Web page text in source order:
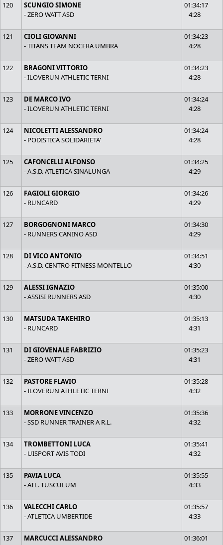
120
SCUNGIO SIMONE
- ZERO WATT ASD
01:34:17
4:28
121
CIOLI GIOVANNI
- TITANS TEAM NOCERA UMBRA
01:34:23
4:28
122
BRAGONI VITTORIO
- ILOVERUN ATHLETIC TERNI
01:34:23
4:28
123
DE MARCO IVO
- ILOVERUN ATHLETIC TERNI
01:34:24
4:28
124
NICOLETTI ALESSANDRO
- PODISTICA SOLIDARIETA'
01:34:24
4:28
125
CAFONCELLI ALFONSO
- A.S.D. ATLETICA SINALUNGA
01:34:25
4:29
126
FAGIOLI GIORGIO
- RUNCARD
01:34:26
4:29
127
BORGOGNONI MARCO
- RUNNERS CANINO ASD
01:34:30
4:29
128
DI VICO ANTONIO
- A.S.D. CENTRO FITNESS MONTELLO
01:34:51
4:30
129
ALESSI IGNAZIO
- ASSISI RUNNERS ASD
01:35:00
4:30
130
MATSUDA TAKEHIRO
- RUNCARD
01:35:13
4:31
131
DI GIOVENALE FABRIZIO
- ZERO WATT ASD
01:35:23
4:31
132
PASTORE FLAVIO
- ILOVERUN ATHLETIC TERNI
01:35:28
4:32
133
MORRONE VINCENZO
- SSD RUNNER TRAINER A R.L.
01:35:36
4:32
134
TROMBETTONI LUCA
- UISPORT AVIS TODI
01:35:41
4:32
135
PAVIA LUCA
- ATL. TUSCULUM
01:35:55
4:33
136
VALECCHI CARLO
- ATLETICA UMBERTIDE
01:35:57
4:33
137
MARCUCCI ALESSANDRO
01:36:01